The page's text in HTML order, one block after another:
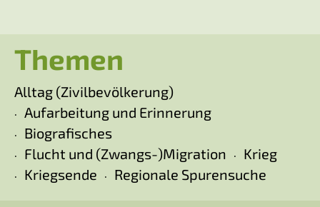
Themen
Alltag (Zivilbevölkerung)
Aufarbeitung und Erinnerung
Biografisches
Flucht und (Zwangs-)Migration
Krieg
Kriegsende
Regionale Spurensuche